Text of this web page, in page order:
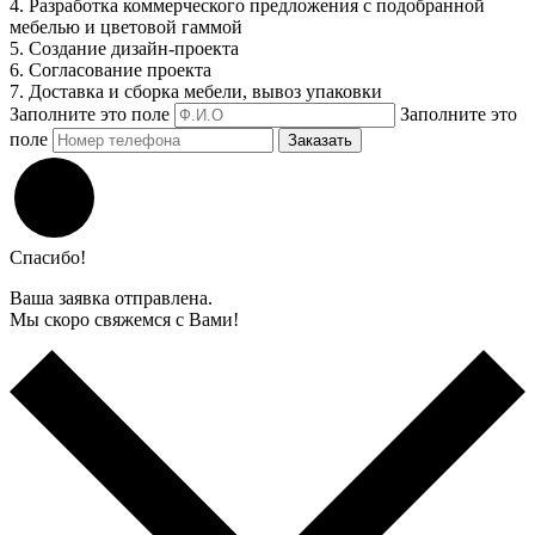
4. Разработка коммерческого предложения с подобранной
мебелью и цветовой гаммой
5. Создание дизайн-проекта
6. Согласование проекта
7. Доставка и сборка мебели, вывоз упаковки
Заполните это поле
Заполните это
поле
Заказать
Спасибо!
Ваша заявка отправлена.
Мы скоро свяжемся с Вами!